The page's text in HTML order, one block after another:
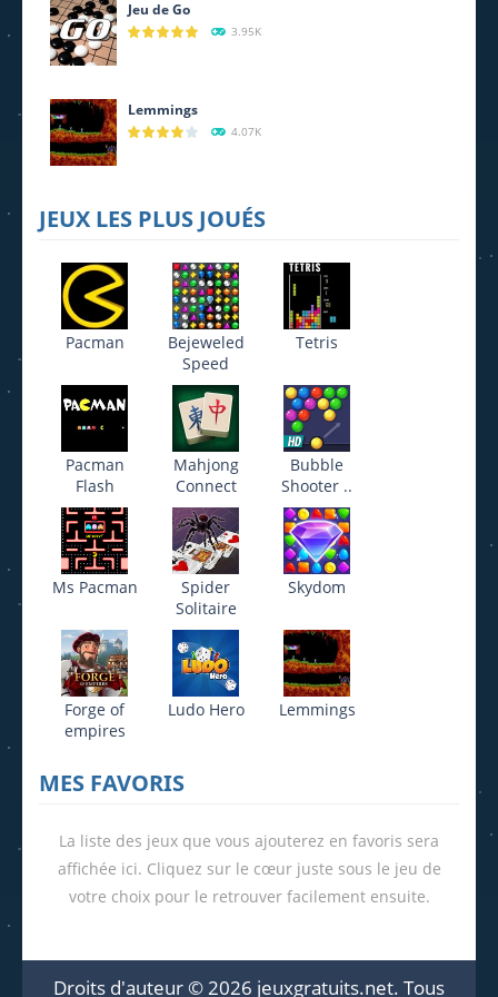
Jeu de Go
3.95K
Lemmings
4.07K
JEUX LES PLUS JOUÉS
Pacman
Bejeweled
Speed
Tetris
Pacman
Flash
Mahjong
Connect
Bubble
Shooter ..
Ms Pacman
Spider
Solitaire
Skydom
Forge of
empires
Ludo Hero Lemmings
MES FAVORIS
La liste des jeux que vous ajouterez en favoris sera
affichée ici. Cliquez sur le cœur juste sous le jeu de
votre choix pour le retrouver facilement ensuite.
Droits d'auteur © 2026 jeuxgratuits.net. Tous